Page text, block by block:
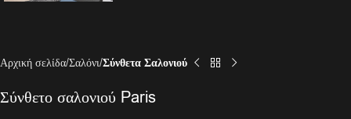
Αρχική σελίδα Σαλόνι Σύνθετα Σαλονιού
Σύνθετο σαλονιού Paris